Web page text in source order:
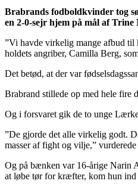
Brabrands fodboldkvinder tog
en 2-0-sejr hjem på mål af
”Vi havde virkelig mange afbud til
holdets angriber, Camilla Berg,
Det betød, at der var
Brabrand stillede op med hele fire
Og i forsvaret gik de to unge
”De gjorde det alle virkelig godt.
masser af fight og vilje,”
Og på bænken var 16-årige Narin
at løbe tør for kræfter, kom hun